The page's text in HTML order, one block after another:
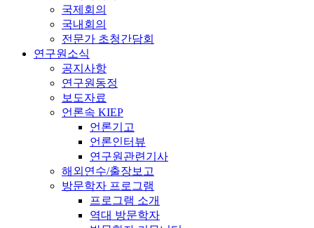
국제회의
국내회의
전문가 초청간담회
연구원소식
공지사항
연구원동정
보도자료
언론속 KIEP
언론기고
언론인터뷰
연구원관련기사
해외연수/출장보고
방문학자 프로그램
프로그램 소개
역대 방문학자